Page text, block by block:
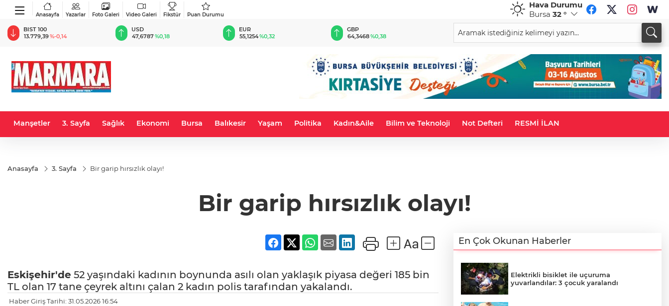
Anasayfa Yazarlar Foto Galeri Video Galeri Fikstür Puan Durumu
Hava Durumu
Bursa 32 °
BIST 100
13.779,39%-0,14
USD
47,6787%0,18
EUR
55,1254%0,32
GBP
64,3468%0,38
CHF
59,0083%0,82
34,1883
Manşetler 3. Sayfa Sağlık Ekonomi Bursa Balıkesir Yaşam Politika Kadın&Aile Bilim ve Teknoloji Not Defteri RESMİ İLAN
Anasayfa 3. Sayfa Bir garip hırsızlık olayı!
Bir garip hırsızlık olayı!
Eskişehir'de 52 yaşındaki kadının boynunda asılı olan yaklaşık piyasa değeri 185 bin
TL olan 17 tane çeyrek altını çalan 2 kadın polis tarafından yakalandı.
Haber Giriş Tarihi: 31.05.2026 16:54
En Çok Okunan Haberler
Elektrikli bisiklet ile uçuruma
yuvarlandılar: 3 çocuk yaralandı